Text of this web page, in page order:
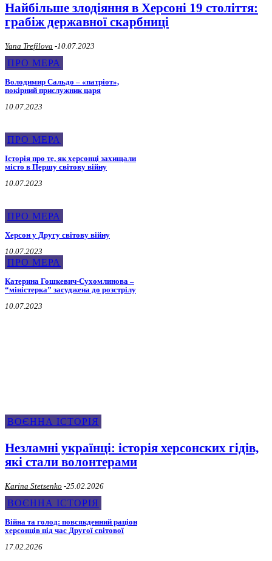
Найбільше злодіяння в Херсоні 19 століття:
грабіж державної скарбниці
Yana Trefilova -10.07.2023
ПРО МЕРА
Володимир Сальдо – «патріот»,
покірний прислужник царя
10.07.2023
ПРО МЕРА
Історія про те, як херсонці захищали
місто в Першу світову війну
10.07.2023
ПРО МЕРА
Херсон у Другу світову війну
10.07.2023
ПРО МЕРА
Катерина Гошкевич-Сухомлинова –
“міністерка” засуджена до розстрілу
10.07.2023
ВОЄННА ІСТОРІЯ
Незламні українці: історія херсонских гідів,
які стали волонтерами
Karina Stetsenko -25.02.2026
ВОЄННА ІСТОРІЯ
Війна та голод: повсякденний раціон
херсонців під час Другої світової
17.02.2026